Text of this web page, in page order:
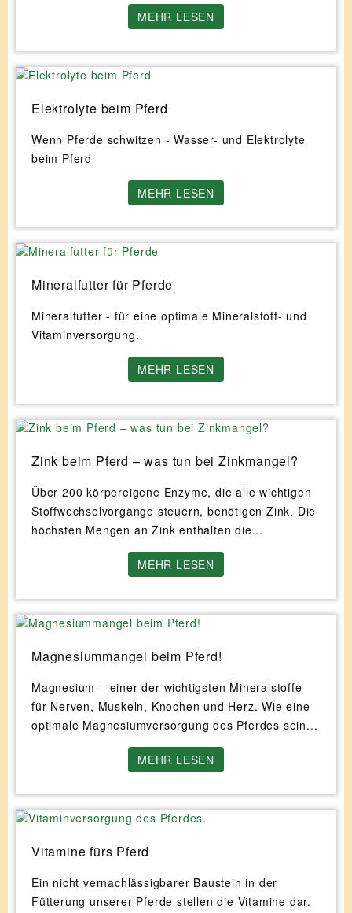
MEHR LESEN
Elektrolyte beim Pferd
Wenn Pferde schwitzen - Wasser- und Elektrolyte
beim Pferd
MEHR LESEN
Mineralfutter für Pferde
Mineralfutter - für eine optimale Mineralstoff- und
Vitaminversorgung.
MEHR LESEN
Zink beim Pferd – was tun bei Zinkmangel?
Über 200 körpereigene Enzyme, die alle wichtigen
Stoffwechselvorgänge steuern, benötigen Zink. Die
höchsten Mengen an Zink enthalten die...
MEHR LESEN
Magnesiummangel beim Pferd!
Magnesium – einer der wichtigsten Mineralstoffe
für Nerven, Muskeln, Knochen und Herz. Wie eine
optimale Magnesiumversorgung des Pferdes sein...
MEHR LESEN
Vitamine fürs Pferd
Ein nicht vernachlässigbarer Baustein in der
Fütterung unserer Pferde stellen die Vitamine dar.